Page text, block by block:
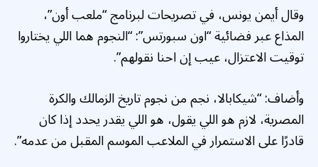
وقال أيمن يونس، في تصريحات لبرنامج “ملعب أون”،
المذاع عبر فضائية “اون سبورتس”: “النجوم هما اللي يختاروا
توقيت الاعتزال، عيب إن احنا نقولهم”.
وأضاف: “شيكابالا، نجم من نجوم تاريخ الزمالك والكرة
المصرية، لازم هو اللي يقول، هو اللي يقدر يحدد إذا كان
قادرًا على الاستمرار في الملاعب الموسم المقبل من عدمه”.